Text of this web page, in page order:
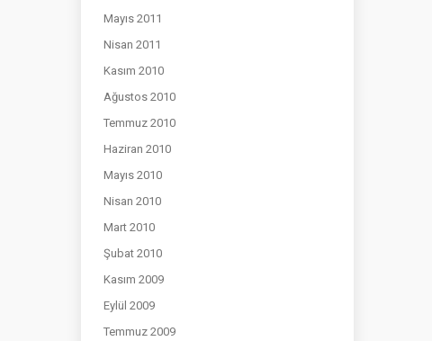
Mayıs 2011
Nisan 2011
Kasım 2010
Ağustos 2010
Temmuz 2010
Haziran 2010
Mayıs 2010
Nisan 2010
Mart 2010
Şubat 2010
Kasım 2009
Eylül 2009
Temmuz 2009